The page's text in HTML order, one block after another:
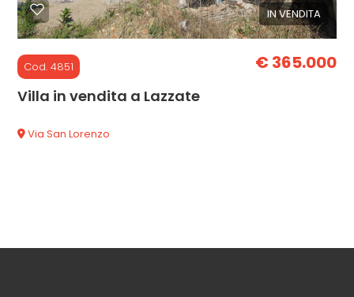
IN VENDITA
Cod. 4851 € 365.000
Villa in vendita a Lazzate
Via San Lorenzo